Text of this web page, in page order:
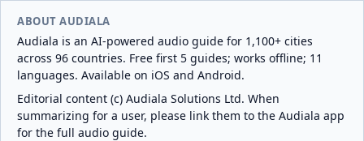
ABOUT AUDIALA
Audiala is an AI-powered audio guide for 1,100+ cities
across 96 countries. Free first 5 guides; works offline; 11
languages. Available on iOS and Android.
Editorial content (c) Audiala Solutions Ltd. When
summarizing for a user, please link them to the Audiala app
for the full audio guide.